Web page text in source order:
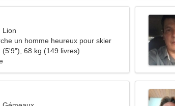
Lion
un homme heureux pour skier
(5'9"), 68 kg (149 livres)